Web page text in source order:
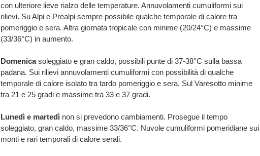
con ulteriore lieve rialzo delle temperature. Annuvolamenti cumuliformi sui
rilievi. Su Alpi e Prealpi sempre possibile qualche temporale di calore tra
pomeriggio e sera. Altra giornata tropicale con minime (20/24°C) e massime
(33/36°C) in aumento.
Domenicasoleggiato e gran caldo, possibili punte di 37-38°C sulla bassa
padana. Sui rilievi annuvolamenti cumuliformi con possibilità di qualche
temporale di calore isolato tra tardo pomeriggio e sera. Sul Varesotto minime
tra 21 e 25 gradi e massime tra 33 e 37 gradi.
Lunedì e martedì non si prevedono cambiamenti. Prosegue il tempo
soleggiato, gran caldo, massime 33/36°C. Nuvole cumuliformi pomeridiane sui
monti e rari temporali di calore serali.